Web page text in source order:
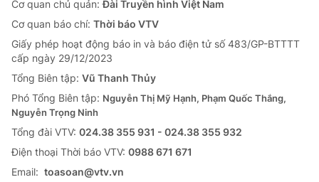
Cơ quan chủ quản:Đài Truyền hình Việt Nam
Cơ quan báo chí: Thời báo VTV
Giấy phép hoạt động báo in và báo điện tử số 483/GP-BTTTT
cấp ngày 29/12/2023
Tổng Biên tập: Vũ Thanh Thủy
Phó Tổng Biên tập: Nguyễn Thị Mỹ Hạnh, Phạm Quốc Thắng,
Nguyễn Trọng Ninh
Tổng đài VTV: 024.38 355 931 - 024.38 355 932
Ðiện thoại Thời báo VTV: 0988 671 671
Email: toasoan@vtv.vn